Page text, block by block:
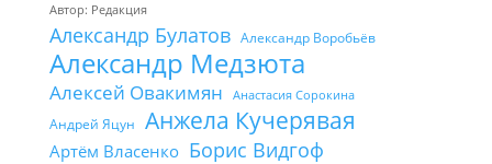
Автор: Редакция
Александр Булатов Александр Воробьёв
Александр Медзюта
Алексей Овакимян Анастасия Сорокина
Андрей Яцун Анжела Кучерявая
Артём Власенко Борис Видгоф